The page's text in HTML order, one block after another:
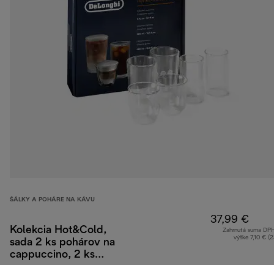
ŠÁLKY A POHÁRE NA KÁVU
Kolekcia Hot&Cold,
sada 2 ks pohárov na
cappuccino, 2 ks
37,99 €
Zahrnutá suma
výške 7,10 €